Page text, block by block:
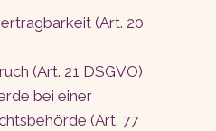
(Art. 20
(Art. 21 DSGVO)
bei einer
(Art. 77